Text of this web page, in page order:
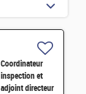
Coordinateur
inspection et
adjoint directeur